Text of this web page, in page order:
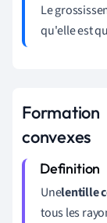
Le
qu'elle est
convexes
Unelentille
tous les